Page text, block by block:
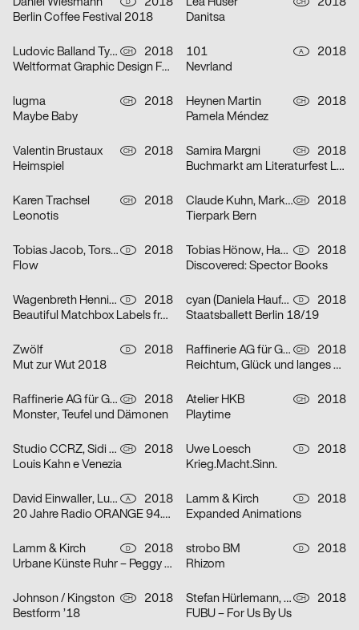
Daniel Wiesmann D
2018
Berlin Coffee Festival 2018
Lea Huser CH
2018
Danitsa
Ludovic Balland Typography Cabinet, Julian Humm CH
2018
Weltformat Graphic Design Festival
101 A
2018
Nevrland
lugma CH
2018
Maybe Baby
Heynen Martin CH
2018
Pamela Méndez
Valentin Brustaux CH
2018
Heimspiel
Samira Margni CH
2018
Buchmarkt am Literaturfest Luzern
Karen Trachsel CH
2018
Leonotis
Claude Kuhn, Mark Hohn CH
2018
Tierpark Bern
Tobias Jacob, Torsten Illner D
2018
Flow
Tobias Hönow, Hahn Mark Julien D
2018
Discovered: Spector Books
Wagenbreth Henning D
2018
Beautiful Matchbox Labels from all over the World
cyan (Daniela Haufe + Detlef Fiedler) D
2018
Staatsballett Berlin 18/19
Zwölf D
2018
Mut zur Wut 2018
Raffinerie AG für Gestaltung CH
2018
Reichtum, Glück und langes Leben – Drucke zum chinesischen Neujahr
Raffinerie AG für Gestaltung CH
2018
Monster, Teufel und Dämonen
Atelier HKB CH
2018
Playtime
Studio CCRZ, Sidi Vanetti CH
2018
Louis Kahn e Venezia
Uwe Loesch D
2018
Krieg.Macht.Sinn.
David Einwaller, Lukas Novak A
2018
20 Jahre Radio ORANGE 94.0 – Das Freie Radio in Wien
Lamm & Kirch D
2018
Expanded Animations
Lamm & Kirch D
2018
Urbane Künste Ruhr – Peggy Buth: Vom Nutzen der Angst
strobo BM D
2018
Rhizom
Johnson / Kingston CH
2018
Bestform ’18
Stefan Hürlemann, Tanja Krebs, Anna Pravorotskaya, Laurence Lok Hang Hau CH
2018
FUBU – For Us By Us